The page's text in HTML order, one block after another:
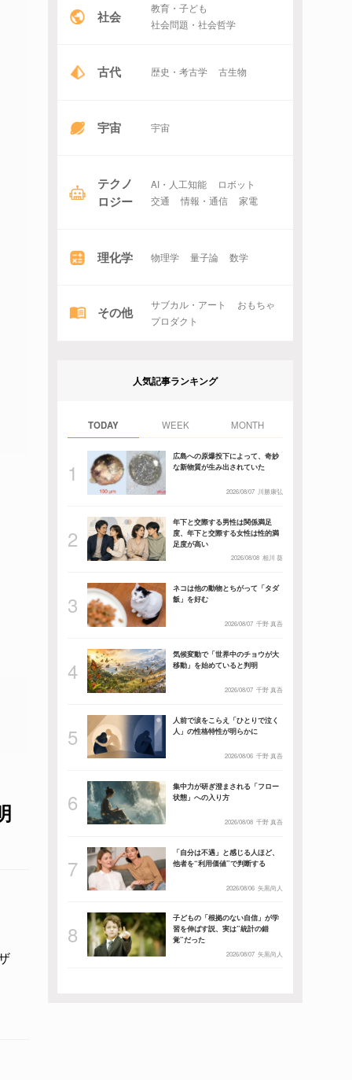
社会
教育・子ども
社会問題・社会哲学
古代 歴史・考古学 古生物
宇宙 宇宙
テクノ
ロジー
AI・人工知能
ロボット
交通
情報・通信 家電
理化学 物理学 量子論 数学
その他 サブカル・アート
おもちゃ
プロダクト
人気記事ランキング
TODAY WEEK MONTH
広島への原爆投下によって、奇妙
な新物質が生み出されていた
2026/08/07 川勝康弘
年下と交際する男性は関係満足
度、年下と交際する女性は性的満
足度が高い
2026/08/08 相川 葵
ネコは他の動物とちがって「タダ
飯」を好む
2026/08/07 千野 真吾
気候変動で「世界中のチョウが大
移動」を始めていると判明
2026/08/07 千野 真吾
人前で涙をこらえ「ひとりで泣く
人」の性格特性が明らかに
2026/08/06 千野 真吾
集中力が研ぎ澄まされる「フロー
状態」への入り方
2026/08/08 千野 真吾
「自分は不遇」と感じる人ほど、
他者を“利用価値”で判断する
2026/08/06 矢黒尚人
子どもの「根拠のない自信」が学
習を伸ばす説、実は”統計の錯
覚”だった
2026/08/07 矢黒尚人